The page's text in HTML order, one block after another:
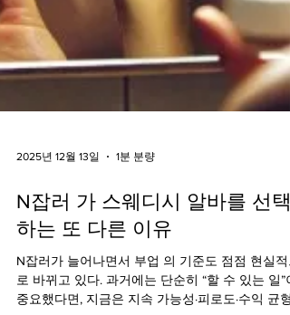
2025년 12월 13일 1분 분량
N잡러 가 스웨디시 알바를 선택